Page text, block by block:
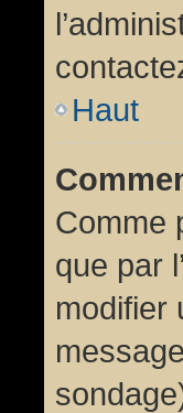
Haut
Comme
que par
modifier